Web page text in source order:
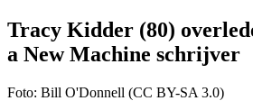
Tracy Kidder (80)
a New Machine schrijver
Foto: Bill O'Donnell (CC BY-SA 3.0)